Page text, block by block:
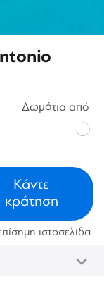
Δωμάτια από
Κάντε
κράτηση
ιστοσελίδα